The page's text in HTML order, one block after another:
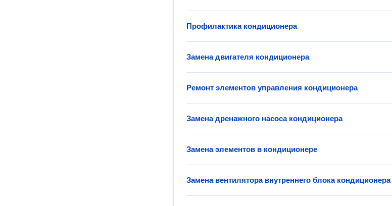
Профилактика кондиционера
Замена двигателя кондиционера
Ремонт элементов управления кондиционера
Замена дренажного насоса кондиционера
Замена элементов в кондиционере
Замена вентилятора внутреннего блока кондиционера